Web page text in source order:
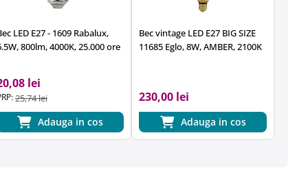
LED E27 - 1609 Rabalux,
800lm, 4000K, 25.000 ore
lei
25,74 lei
Adauga in cos
Bec vintage LED E27 BIG SIZE
11685 Eglo, 8W, AMBER, 2100K
230,00 lei
Adauga in cos